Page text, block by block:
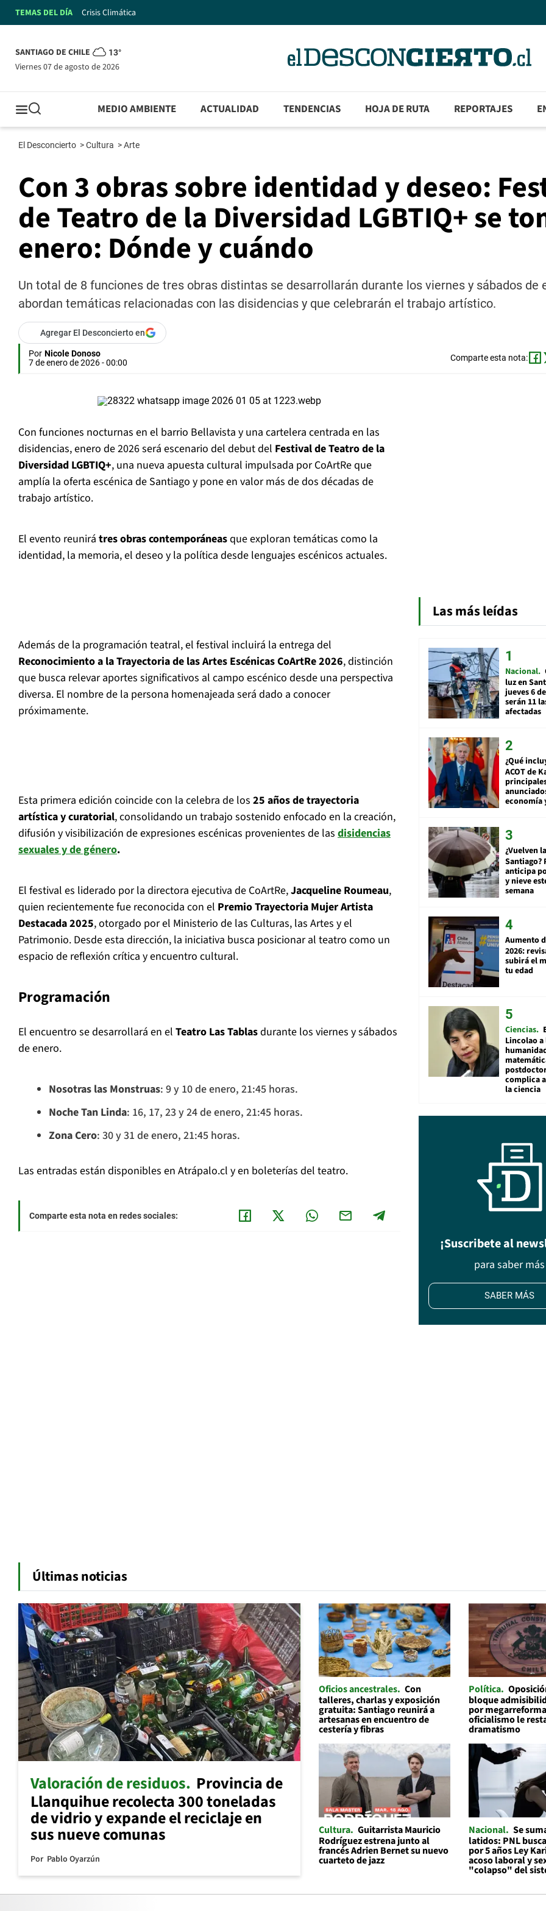
TEMAS DEL DÍA Crisis Climática
SANTIAGO DE CHILE 13°
viernes 07 de agosto de 2026
MEDIO AMBIENTE ACTUALIDAD TENDENCIAS HOJA DE RUTA REPORTAJES
El Desconcierto >Cultura >Arte
Con 3 obras sobre identidad y deseo:
de Teatro de la Diversidad LGBTIQ+ se
enero: Dónde y cuándo
Un total de 8 funciones de tres obras distintas se desarrollarán durante los viernes y sábados de
abordan temáticas relacionadas con las disidencias y que celebrarán el trabajo artístico.
Agregar El Desconcierto en
Por Nicole Donoso
7 de enero de 2026 - 00:00
Comparte esta nota:
Con funciones nocturnas en el barrio Bellavista y una cartelera centrada en las
disidencias, enero de 2026 será escenario del debut del Festival de Teatro de la
Diversidad LGBTIQ+, una nueva apuesta cultural impulsada por CoArtRe que
amplía la oferta escénica de Santiago y pone en valor más de dos décadas de
trabajo artístico.
El evento reunirá tres obras contemporáneasque exploran temáticas como la
identidad, la memoria, el deseo y la política desde lenguajes escénicos actuales.
Además de la programación teatral, el festival incluirá la entrega del
Reconocimiento a la Trayectoria de las Artes Escénicas CoArtRe 2026, distinción
que busca relevar aportes significativos al campo escénico desde una perspectiva
diversa. El nombre de la persona homenajeada será dado a conocer
próximamente.
Esta primera edición coincide con la celebra de los 25 años de trayectoria
artística y curatorial, consolidando un trabajo sostenido enfocado en la creación,
difusión y visibilización de expresiones escénicas provenientes de las disidencias
sexuales y de género.
El festival es liderado por la directora ejecutiva de CoArtRe,Jacqueline Roumeau,
quien recientemente fue reconocida con el Premio Trayectoria Mujer Artista
Destacada 2025, otorgado por el Ministerio de las Culturas, las Artes y el
Patrimonio. Desde esta dirección, la iniciativa busca posicionar al teatro como un
espacio de reflexión crítica y encuentro cultural.
Programación
El encuentro se desarrollará en el Teatro Las Tablasdurante los viernes y sábados
de enero.
Nosotras las Monstruas: 9 y 10 de enero, 21:45 horas.
Noche Tan Linda: 16, 17, 23 y 24 de enero, 21:45 horas.
Zona Cero: 30 y 31 de enero, 21:45 horas.
Las entradas están disponibles en Atrápalo.cl y en boleterías del teatro.
Comparte esta nota en redes sociales:
Las más leídas
Nacional
luz en
jueves 6
serán 11
afectadas
¿Qué
ACOT de
economía
¿Vuelven
Santiago?
anticipa
y nieve
semana
Aumento
2026:
subirá el
tu edad
Ciencias
Lincolao a
complica
la ciencia
¡Suscribete al
para saber más
SABER MÁS
Últimas noticias
Valoración de residuos Provincia de
Llanquihue recolecta 300 toneladas
de vidrio y expande el reciclaje en
sus nueve comunas
Por Pablo Oyarzún
Oficios ancestrales Con
talleres, charlas y exposición
gratuita: Santiago reunirá a
artesanas en encuentro de
cestería y fibras
Política
bloque
por
oficialismo le
dramatismo
Cultura Guitarrista Mauricio
Rodríguez estrena junto al
francés Adrien Bernet su nuevo
cuarteto de jazz
Nacional Se
latidos: PNL
por 5 años Ley
acoso laboral y
"colapso" del